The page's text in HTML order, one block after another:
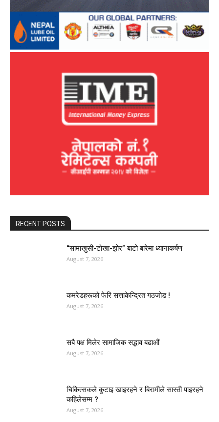
RECENT POSTS
“सामाखुसी-टोखा-झोर” बाटो बारेमा ध्यानाकर्षण
August 7, 2026
कमरेडहरूको फेरि सत्ताकेन्द्रित गठजोड !
August 7, 2026
सबै पक्ष मिलेर सामाजिक सद्भाव बढाऔं
August 7, 2026
चिकित्सकले कुटाइ खाइरहने र बिरामीले सास्ती पाइरहने
कहिलेसम्म ?
August 7, 2026